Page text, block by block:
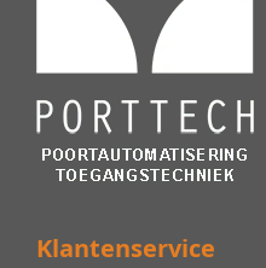
Klantenservice